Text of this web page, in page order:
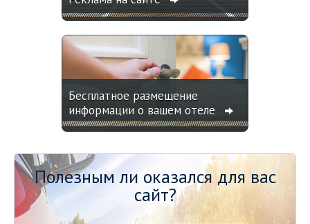
Бесплатное размещение
информации о вашем отеле
Полезным ли оказался для вас
сайт?